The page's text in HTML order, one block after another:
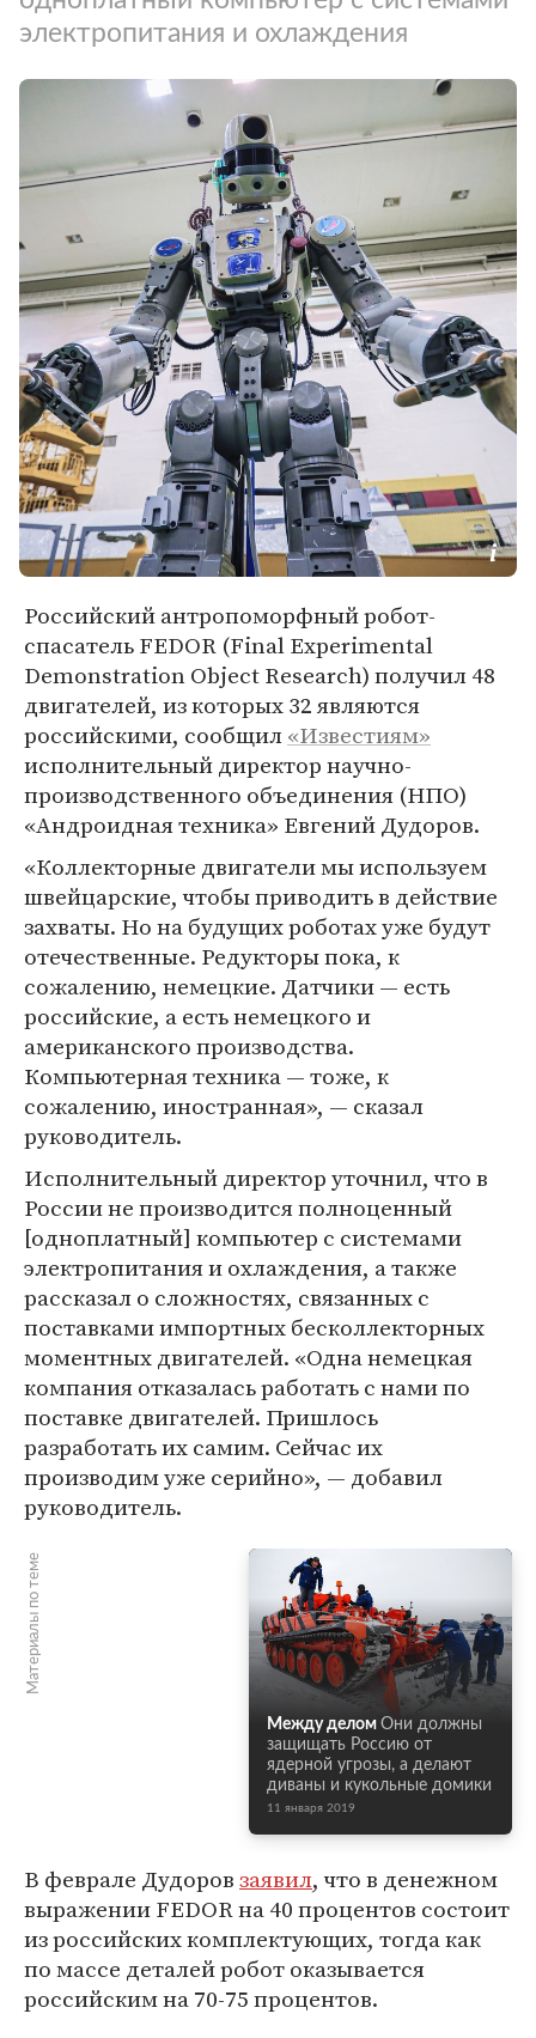
электропитания и охлаждения
Российский антропоморфный робот-
спасатель FEDOR (Final Experimental
Demonstration Object Research) получил 48
двигателей, из которых 32 являются
российскими, сообщил«Известиям»
исполнительный директор научно-
производственного объединения (НПО)
«Андроидная техника» Евгений Дудоров.
«Коллекторные двигатели мы используем
швейцарские, чтобы приводить в действие
захваты. Но на будущих роботах уже будут
отечественные. Редукторы пока, к
сожалению, немецкие. Датчики — есть
российские, а есть немецкого и
американского производства.
Компьютерная техника — тоже, к
сожалению, иностранная», — сказал
руководитель.
Исполнительный директор уточнил, что в
России не производится полноценный
[одноплатный] компьютер с системами
электропитания и охлаждения, а также
рассказал о сложностях, связанных с
поставками импортных бесколлекторных
моментных двигателей. «Одна немецкая
компания отказалась работать с нами по
поставке двигателей. Пришлось
разработать их самим. Сейчас их
производим уже серийно», — добавил
руководитель.
Материалы по теме
Между делом Они должны
защищать Россию от
ядерной угрозы, а делают
диваны и кукольные домики
11 января 2019
В феврале Дудоровзаявил, что в денежном
выражении FEDOR на 40 процентов состоит
из российских комплектующих, тогда как
по массе деталей робот оказывается
российским на 70-75 процентов.